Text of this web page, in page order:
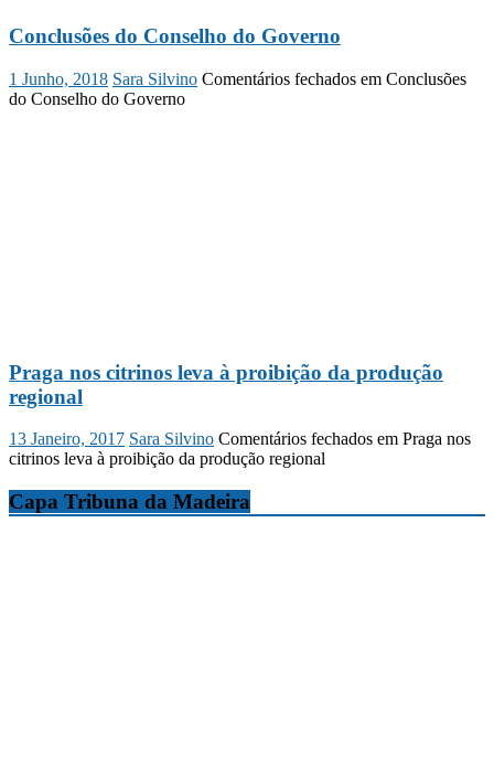
Conclusões do Conselho do Governo
1 Junho, 2018 Sara Silvino Comentários fechados em Conclusões
do Conselho do Governo
Praga nos citrinos leva à proibição da produção
regional
13 Janeiro, 2017 Sara Silvino Comentários fechados em Praga nos
citrinos leva à proibição da produção regional
Capa Tribuna da Madeira